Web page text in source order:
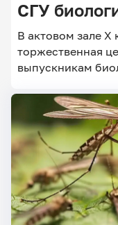
Главные
новости
СГУ
В актовом зале
торжественная
выпускникам